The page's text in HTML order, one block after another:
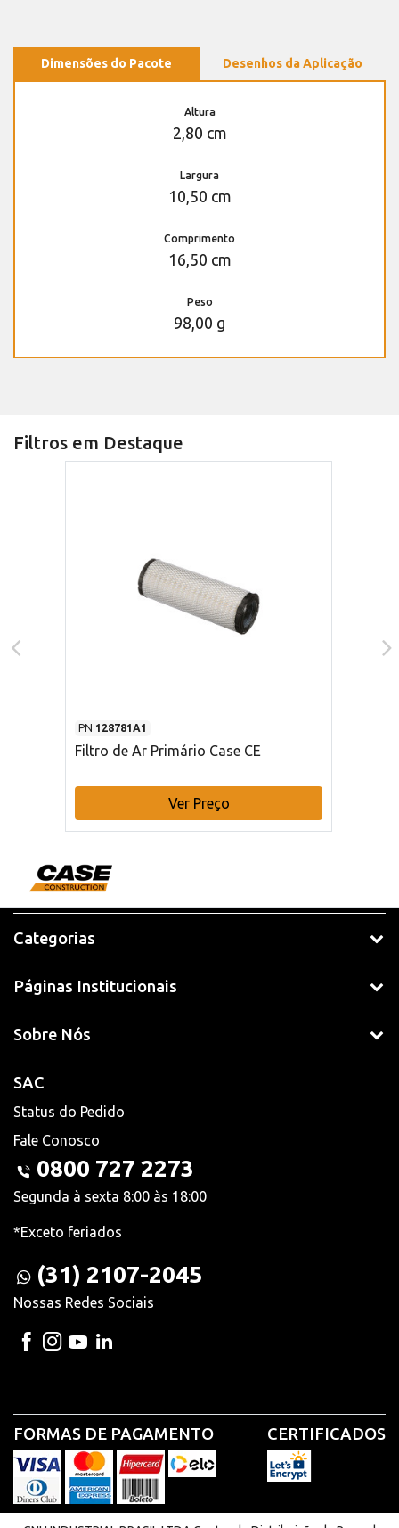
Dimensões do Pacote Desenhos da Aplicação
Altura
2,80 cm
Largura
10,50 cm
Comprimento
16,50 cm
Peso
98,00 g
Filtros em Destaque
PN 128781A1
Filtro de Ar Primário Case CE
Ver Preço
Categorias
Páginas Institucionais
Sobre Nós
SAC
Status do Pedido
Fale Conosco
0800 727 2273
Segunda à sexta 8:00 às 18:00
*Exceto feriados
(31) 2107-2045
Nossas Redes Sociais
FORMAS DE PAGAMENTO CERTIFICADOS